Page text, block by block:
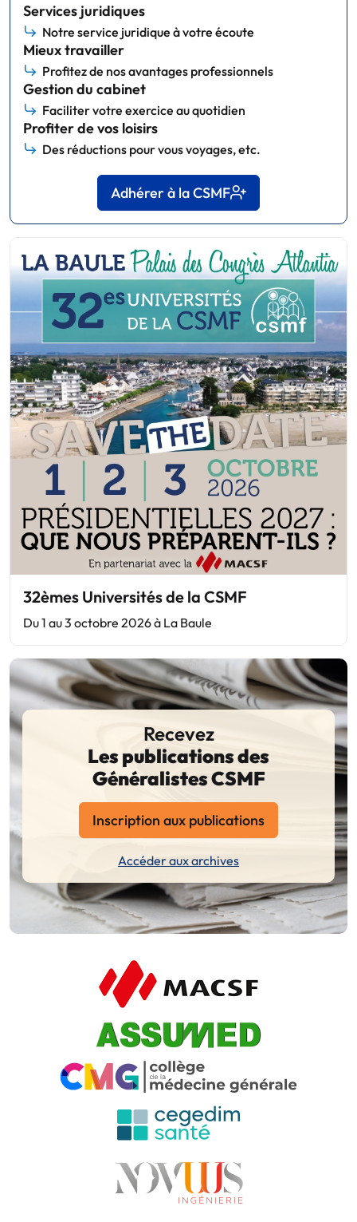
Services juridiques
Notre service juridique à votre écoute
Mieux travailler
Profitez de nos avantages professionnels
Gestion du cabinet
Faciliter votre exercice au quotidien
Profiter de vos loisirs
Des réductions pour vous voyages, etc.
Adhérer à la CSMF
32èmes Universités de la CSMF
Du 1 au 3 octobre 2026 à La Baule
Recevez
Les publications des
Généralistes CSMF
Inscription aux publications
Accéder aux archives